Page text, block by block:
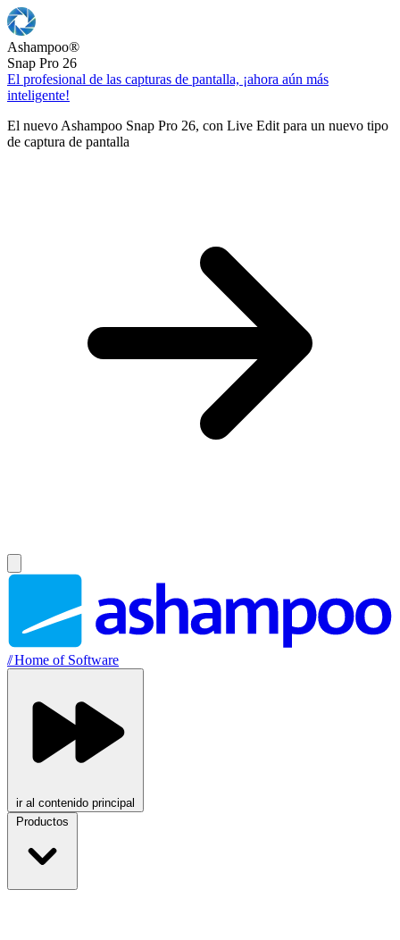
Ashampoo®
Snap Pro 26
El profesional de las capturas de pantalla, ¡ahora aún más
inteligente!
El nuevo Ashampoo Snap Pro 26, con Live Edit para un nuevo tipo
de captura de pantalla
//Home of Software
ir al contenido principal
Productos